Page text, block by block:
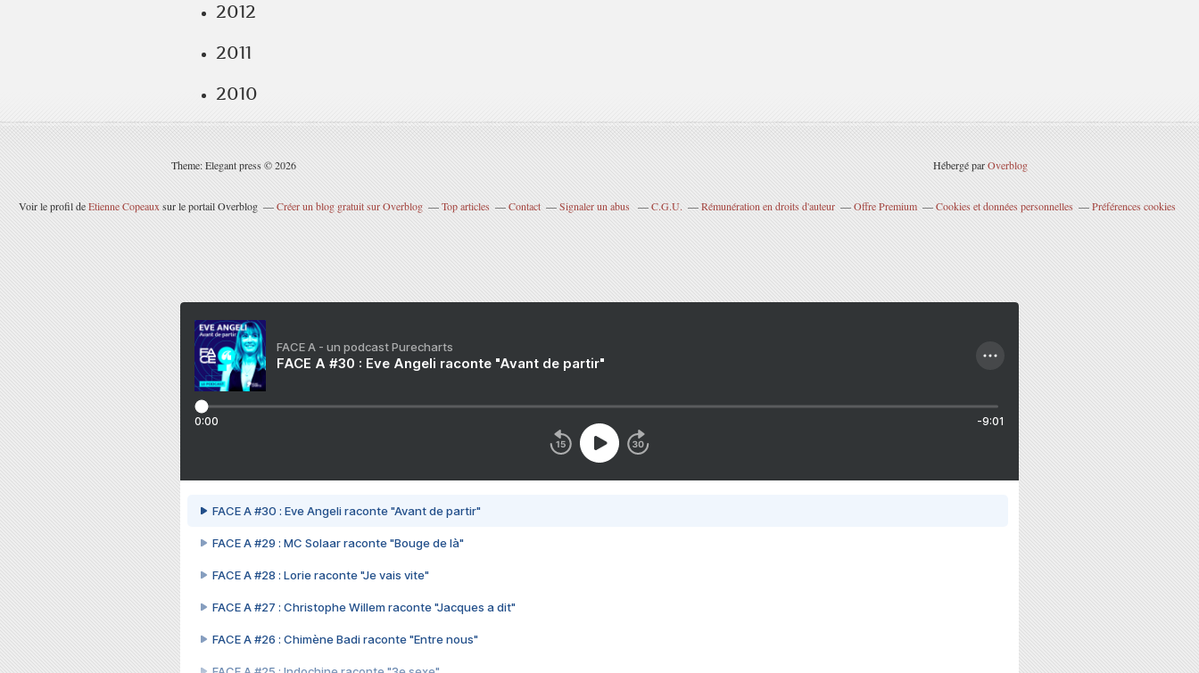
2012
2011
2010
Theme: Elegant press © 2026 Hébergé parOverblog
Voir le profil deEtienne Copeaux sur le portail Overblog Créer un blog gratuit sur Overblog Top articles Contact Signaler un abus C.G.U. Rémunération en droits d'auteur Offre Premium Cookies et données personnelles Préférences cookies
FACE A - un podcast Purecharts
FACE A #30 : Eve Angeli raconte "Avant de partir"
0:00 -9:01
FACE A #30 : Eve Angeli raconte "Avant de partir"
FACE A #29 : MC Solaar raconte "Bouge de là"
FACE A #28 : Lorie raconte "Je vais vite"
FACE A #27 : Christophe Willem raconte "Jacques a dit"
FACE A #26 : Chimène Badi raconte "Entre nous"